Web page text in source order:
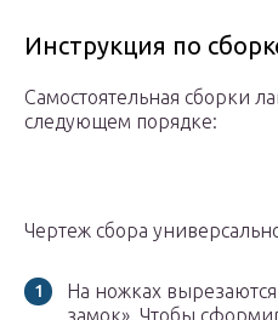
Инструкция по
Самостоятельная сборки
следующем порядке:
Чертеж сбора
На ножках
замок». Чтобы